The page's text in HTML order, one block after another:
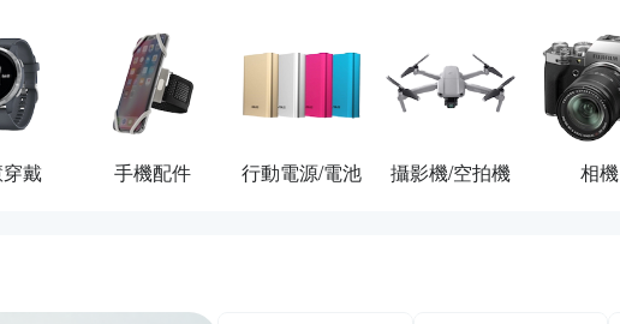
戴 手機配件 行動電源/電池 攝影機/空拍機 相機